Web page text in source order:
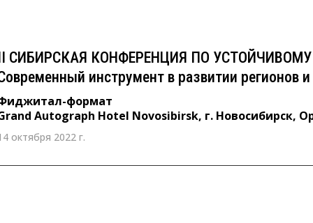
СИБИРСКАЯ КОНФЕРЕНЦИЯ ПО УСТОЙЧИВОМУ
инструмент в развитии регионов
формат
Autograph Hotel Novosibirsk, г. Новосибирск,
октября 2022 г.